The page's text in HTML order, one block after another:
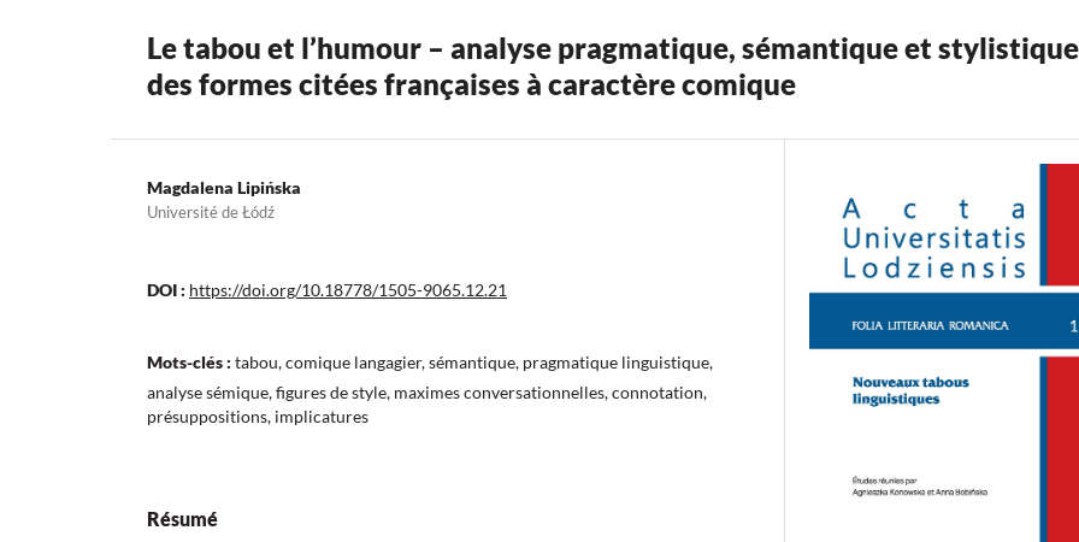
Le tabou et l’humour – analyse pragmatique, sémantique et stylistique
des formes citées françaises à caractère comique
Magdalena Lipińska
Université de Łódź
DOI : https://doi.org/10.18778/1505-9065.12.21
Mots-clés : tabou, comique langagier, sémantique, pragmatique linguistique,
analyse sémique, figures de style, maximes conversationnelles, connotation,
présuppositions, implicatures
Résumé